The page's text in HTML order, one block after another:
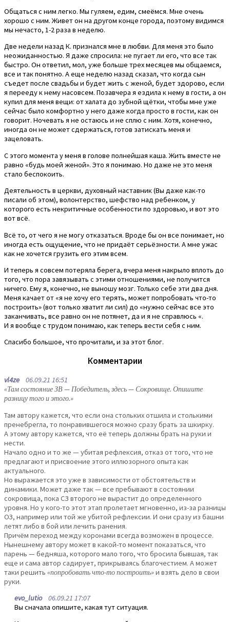
Общаться с ним легко. Мы гуляем, едим, смеёмся. Мне очень
хорошо с ним. Живет он на другом конце города, поэтому видимся
мы нечасто, 1-2 раза в неделю.
Две недели назад К. признался мне в любви. Для меня это было
неожиданностью. Я даже спросила: не пугает ли его, что все так
быстро. Он ответил, мол, уже больше трех месяцев мы общаемся,
все и так понятно. А еще неделю назад сказал, что когда сын
съедет после свадьбы и будет жить с женой, будет здорово, если
я перееду к нему насовсем. Позавчера я ездила к нему в гости, а он
купил для меня вещи: от халата до зубной щётки, чтобы мне уже
сейчас было комфортно у него даже когда просто в гости, как он
говорит. Ночевать я не остаюсь и не сплю с ним. Хотя, конечно,
иногда он не может сдержаться, готов затискать меня и
зацеловать.
С этого момента у меня в голове полнейшая каша. Жить вместе не
равно «будь моей женой». Это я понимаю. Но даже не это меня
стало беспокоить.
Деятельность в церкви, духовный наставник (Вы даже как-то
писали об этом), волонтерство, шефство над ребенком, у
которого есть некритичные особенности по здоровью, и вот это
вот всё.
Всё то, от чего я не могу отказаться. Вроде бы он все понимает, но
иногда есть ощущение, что не придаёт серьёзности. А мне ужас
как не хочется грузить его этим всем.
И теперь я совсем потеряла берега, вчера меня накрыло вплоть до
того, что пора завязывать с этими отношениями, не получится
ничего. Ему я, конечно, не выношу мозг. Только себе эти два дня.
Меня качает от «я не хочу его терять, может попробовать что-то
построить» (вот только хватит ли сил) до «нужно сейчас все это
заканчивать, все равно он не потянет, да и я не справлюсь «.
И я вообще с трудом понимаю, как теперь вести себя с ним.
Спасибо большое, что прочитали, и за этот блог.
Комментарии
vl4ze 06.09.21 16:51
«Там состояние ЗВ — Победитель, здесь — Сокровище. Опишите
разницу того и этого.»
Там автору кажется, что если она стольких отшила и столькими
пренебрегла, то понравившегося можно сразу брать за шкирку.
А этому автору кажется, что её теперь должны брать на руки и
нести.
Начало одно и то же — убитая рефлексия, отказ от того, что не
предлагают и присвоение этого иллюзорного опыта как
актуального.
Но выражается это уже в зависимости от обстоятельств и
динамики. Может даже так — все пребывают в состоянии
сокровища, пока СЗ второго не вырастит до определенного
уровня. Но у кого-то этот этап пролетает мгновенно, из-за разницы
ОЗ, например или той же убитой рефлексии. И они сразу из башни
летят либо в бой или лечить ранения.
Причём переход между коронами всегда возможен в процессе.
Нынешнему автору может в какой-то момент показаться, что
парень — бедняша, которого мало того, что бросила бывшая, так
еще и сама автор садирует, прикрываясь благочестием. А может
таки решить «попробовать что-то построить»и взять дело в свои
руки.
evo_lutio06.09.21 17:07
Вы сначала опишите, какая тут ситуация.